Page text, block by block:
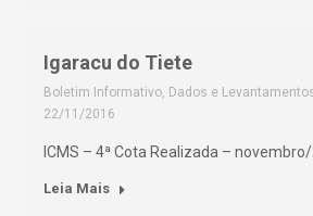
Igaracu do Tiete
Boletim Informativo, Dados e
22/11/2016
ICMS – 4ª Cota Realizada – novembro/
Leia Mais